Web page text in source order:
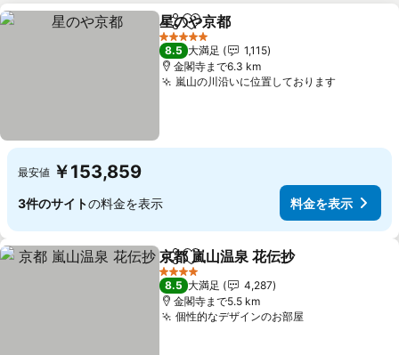
シェアお気に入りに追加
星のや京都
5 ホテルのランク
8.5 大満足
1,115
金閣寺まで6.3 km
嵐山の川沿いに位置しております料金を表
最安値 ￥153,859
3件のサイトの料金を表示 料金を表示
シェアお気に入りに追加
京都 嵐山温泉 花伝抄
4 ホテルのランク
8.5 大満足
4,287
金閣寺まで5.5 km
個性的なデザインのお部屋料金を表示